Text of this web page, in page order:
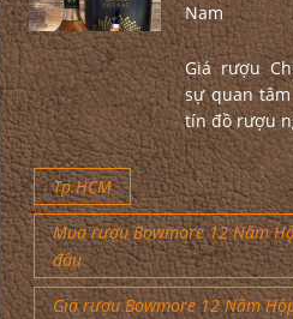
Nam
Giá rượu
sự quan
tín đồ rượu
Tp.HCM
Mua rượu Bowmore 12 Năm
đâu
Giá rượu Bowmore 12 Năm